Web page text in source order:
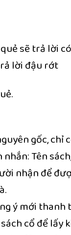
sẽ trả lời
lời đậu rớt
gốc, chỉ
Tên
nhận để
ý mới thanh
cổ để lấy